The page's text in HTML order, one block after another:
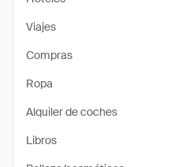
Viajes
Compras
Ropa
Alquiler de coches
Libros